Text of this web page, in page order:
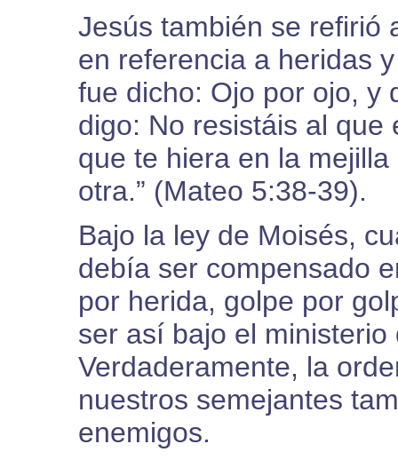
Jesús también se refirió
en referencia a heridas
fue dicho: Ojo por ojo, y
digo: No resistáis al que
que te hiera en la
otra.” (Mateo 5:38-39).
Bajo la ley de Moisés,
debía ser compensado
por herida, golpe por
ser así bajo el
Verdaderamente, la
nuestros semejantes
enemigos.